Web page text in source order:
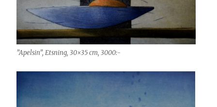
”Apelsin”, Etsning, 30×35 cm, 3000:-